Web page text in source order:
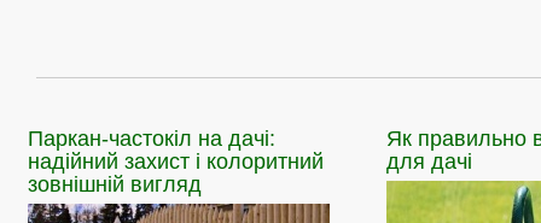
Паркан-частокіл на дачі:
надійний захист і колоритний
зовнішній вигляд
Якправильно
для дачі